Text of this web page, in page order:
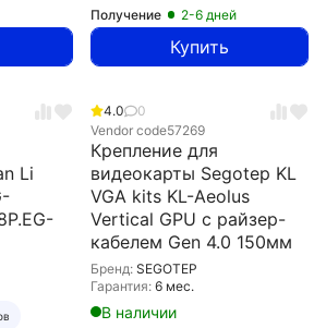
Получение 2-6 дней
Купить
Li
4.0
0
Vendor code57269
Крепление для
видеокарты Segotep KL
VGA kits KL-Aeolus
Vertical GPU с райзер-
кабелем Gen 4.0 150мм
Бренд: SEGOTEP
Гарантия: 6 мес.
В наличии